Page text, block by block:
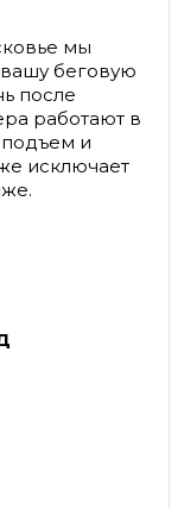
мы
беговую
после
работают в
подъем и
исключает